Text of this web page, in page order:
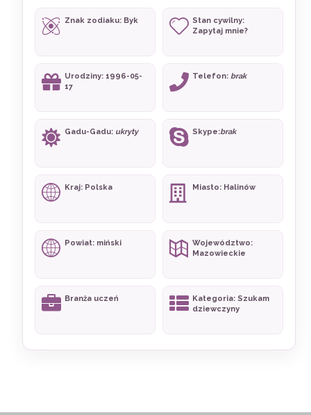
Znak zodiaku: Byk
Stan cywilny:
Zapytaj mnie?
Urodziny: 1996-05-
17
Telefon: brak
Gadu-Gadu: ukryty Skype:brak
Kraj: Polska Miasto: Halinów
Powiat: miński
Województwo:
Mazowieckie
Branża uczeń
Kategoria: Szukam
dziewczyny